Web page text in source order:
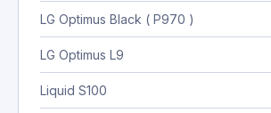
LG Optimus Black ( P970 )
LG Optimus L9
Liquid S100